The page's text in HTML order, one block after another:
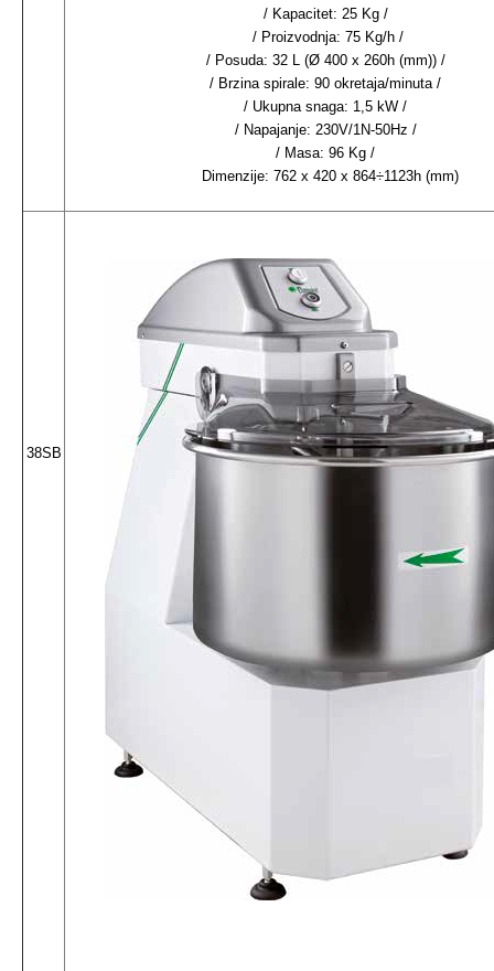
/ Kapacitet: 25 Kg /
/ Proizvodnja: 75 Kg/h /
/ Posuda: 32 L (Ø 400 x 260h (mm)) /
/ Brzina spirale: 90 okretaja/minuta /
/ Ukupna snaga: 1,5 kW /
/ Napajanje: 230V/1N-50Hz /
/ Masa: 96 Kg /
Dimenzije: 762 x 420 x 864÷1123h (mm)
38SB